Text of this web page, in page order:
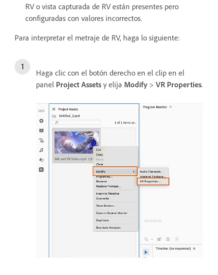
RV o vista capturada de RV están presentes pero
configuradas con valores incorrectos.
Para interpretar el metraje de RV, haga lo siguiente:
Haga clic con el botón derecho en el clip en el
panel Project Assets y elija Modify > VR Properties.